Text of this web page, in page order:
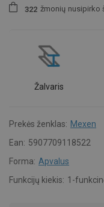
322 žmonių nusipirko
Žalvaris
Prekės ženklas: Mexen
Ean: 5907709118522
Forma: Apvalus
Funkcijų kiekis: 1-